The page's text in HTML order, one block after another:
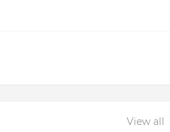
View all